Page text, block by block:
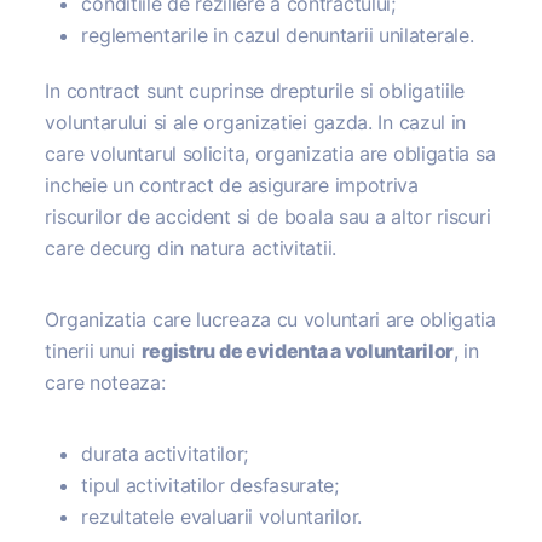
reglementarile in cazul denuntarii unilaterale.
In contract sunt cuprinse drepturile si obligatiile
voluntarului si ale organizatiei gazda. In cazul in
care voluntarul solicita, organizatia are obligatia sa
incheie un contract de asigurare impotriva
riscurilor de accident si de boala sau a altor riscuri
care decurg din natura activitatii.
Organizatia care lucreaza cu voluntari are obligatia
tinerii unui registru de evidenta a voluntarilor, in
care noteaza:
durata activitatilor;
tipul activitatilor desfasurate;
rezultatele evaluarii voluntarilor.